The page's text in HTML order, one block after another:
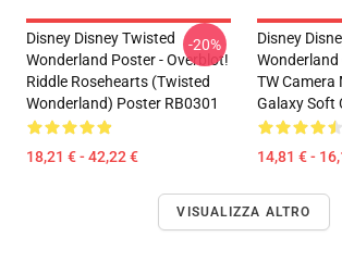
Disney Disney Twisted
Wonderland Poster - Overblot!
Riddle Rosehearts (Twisted
Wonderland) Poster RB0301
18,21 € - 42,22 €
-20%
Disney
Wonderland
TW Camera
Galaxy Soft
14,81 € -
VISUALIZZA ALTRO